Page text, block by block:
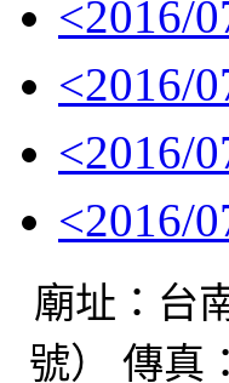
<2016/
<2016/
<2016/
<2016/
廟址：台
號） 傳真：